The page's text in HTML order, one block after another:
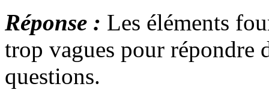
Réponse : Les éléments
trop vagues pour répondre
questions.